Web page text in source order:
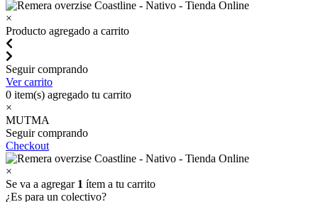
×
Producto agregado a carrito
Seguir comprando
Ver carrito
0 item(s) agregado tu carrito
×
MUTMA
Seguir comprando
Checkout
×
Se va a agregar 1 ítem a tu carrito
¿Es para un colectivo?